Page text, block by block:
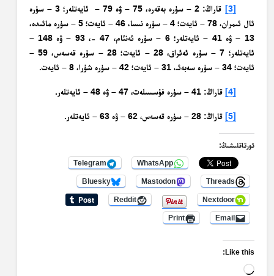
[3]
قاراڭ: 2 – سۈرە بەقەرە، 75 – ۋە 79 – ئايەتلەر؛ 3 – سۈرە
ئال ئىمران، 78 – ئايەت؛ 4 – سۈرە نىسا، 46 – ئايەت؛ 5 – سۈرە مائىدە،
13 – ۋە 41 – ئايەتلەر؛ 6 – سۈرە ئەنئام، 47 -، 93 – ۋە 148 –
ئايەتلەر؛ 7 – سۈرە ئەئراف، 28 – ئايەت؛ 28 – سۈرە قەسەس، 59 –
ئايەت؛ 34 – سۈرە سەبەئـ، 31 – ئايەت؛ 42 – سۈرە شۇرا، 8 – ئايەت.
[4] قاراڭ: 41 – سۈرە فۇسسىلەت، 47 – ۋە 48 – ئايەتلەر.
[5] قاراڭ: 28 – سۈرە قەسەس، 62 – ۋە 63 – ئايەتلەر.
ئورتاقلىشىڭ:
WhatsApp
Telegram
Threads
Mastodon
Bluesky
Nextdoor
Reddit
Email
Print
Like this:
Loading…